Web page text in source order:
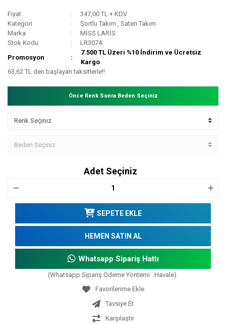
Fiyat
347,00 TL + KDV
Kategori
Şortlu Takım ,Saten Takım
Marka
MİSS LARİS
Stok Kodu
LR3074
Promosyon
7.500 TL Üzeri %10 İndirim ve Ücretsiz
Kargo
63,62 TL den başlayan taksitlerle!!
Önce Renk Sonra Beden Seçiniz
Adet Seçiniz
SEPETE EKLE
HEMEN SATIN AL
Whatsapp Sipariş Hattı
(Whatsapp Sipariş Ödeme Yöntemi : Havale)
Tavsiye Et
Karşılaştır